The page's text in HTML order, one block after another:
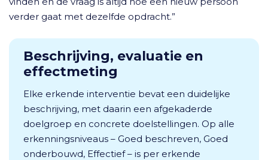
verder gaat met dezelfde opdracht.”
Beschrijving, evaluatie en
effectmeting
Elke erkende interventie bevat een duidelijke
beschrijving, met daarin een afgekaderde
doelgroep en concrete doelstellingen. Op alle
erkenningsniveaus – Goed beschreven, Goed
onderbouwd, Effectief – is per erkende